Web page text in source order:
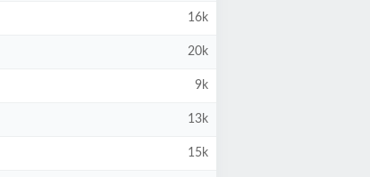
16k
20k
9k
13k
15k